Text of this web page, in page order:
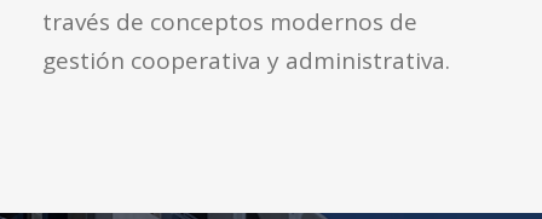
través de conceptos modernos de
gestión cooperativa y administrativa.